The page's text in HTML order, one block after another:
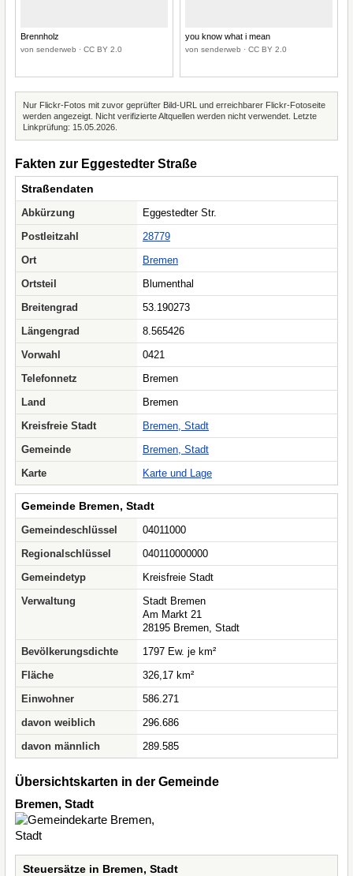
Brennholz
von senderweb · CC BY 2.0
you know what i mean
von senderweb · CC BY 2.0
Nur Flickr-Fotos mit zuvor geprüfter Bild-URL und erreichbarer Flickr-Fotoseite
werden angezeigt. Nicht verifizierte Altquellen werden nicht verwendet. Letzte
Linkprüfung: 15.05.2026.
Fakten zur Eggestedter Straße
Straßendaten
Abkürzung
Eggestedter Str.
Postleitzahl
28779
Ort
Bremen
Ortsteil
Blumenthal
Breitengrad
53.190273
Längengrad
8.565426
Vorwahl
0421
Telefonnetz
Bremen
Land
Bremen
Kreisfreie Stadt
Bremen, Stadt
Gemeinde
Bremen, Stadt
Karte
Karte und Lage
Gemeinde Bremen, Stadt
Gemeindeschlüssel
04011000
Regionalschlüssel
040110000000
Gemeindetyp
Kreisfreie Stadt
Verwaltung
Stadt Bremen
Am Markt 21
28195 Bremen, Stadt
Bevölkerungsdichte
1797 Ew. je km²
Fläche
326,17 km²
Einwohner
586.271
davon weiblich
296.686
davon männlich
289.585
Übersichtskarten in der Gemeinde
Bremen, Stadt
Steuersätze in Bremen, Stadt